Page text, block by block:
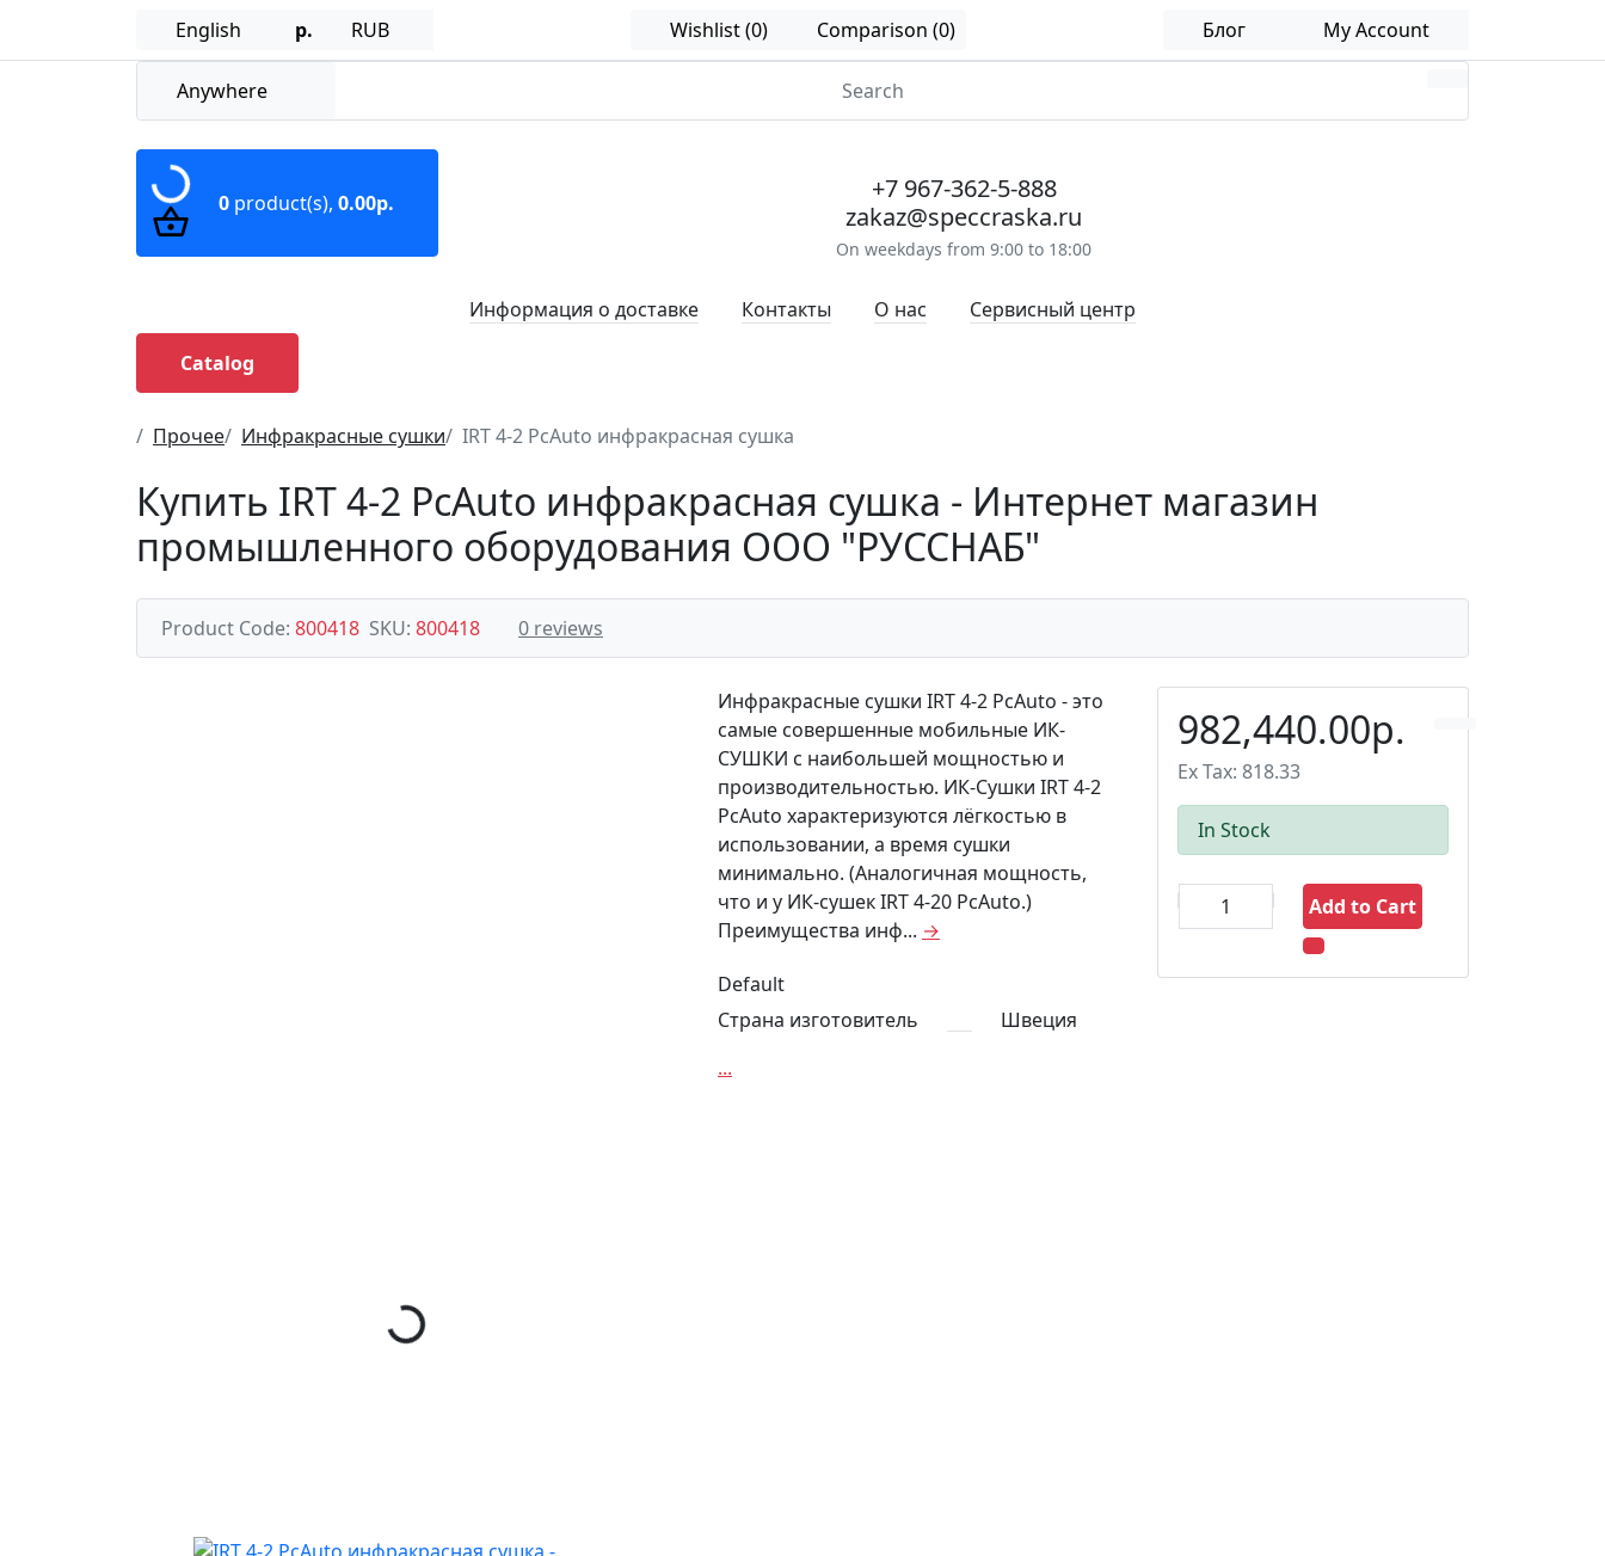
English р. RUB Wishlist (0) Comparison (0) Блог My Account
+7 967-362-5-888
zakaz@speccraska.ru
On weekdays from 9:00 to 18:00
Anywhere
Информация о доставке Контакты О нас Сервисный центр
0 product(s), 0.00р.
Catalog
Прочее Инфракрасные сушки IRT 4-2 PcAuto инфракрасная сушка
Купить IRT 4-2 PcAuto инфракрасная сушка - Интернет магазин
промышленного оборудования ООО "РУССНАБ"
Product Code: 800418 SKU: 800418 0 reviews
982,440.00р.
Ex Tax: 818.33
In Stock
Add to Cart
Инфракрасные сушки IRT 4-2 PcAuto - это
самые совершенные мобильные ИК-
СУШКИ с наибольшей мощностью и
производительностью. ИК-Сушки IRT 4-2
PcAuto характеризуются лёгкостью в
использовании, а время сушки
минимально. (Аналогичная мощность,
что и у ИК-сушек IRT 4-20 PcAuto.)
Преимущества инф... →
Default
Страна изготовитель
Швеция
...